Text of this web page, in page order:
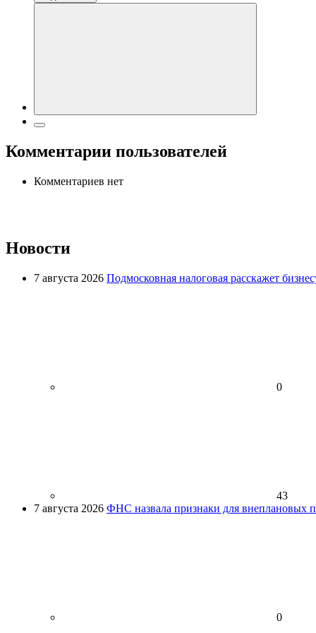
Комментарии пользователей
Комментариев нет
Новости
7 августа 2026 Подмосковная налоговая расскажет
0
43
7 августа 2026 ФНС назвала признаки для внеплановых
0